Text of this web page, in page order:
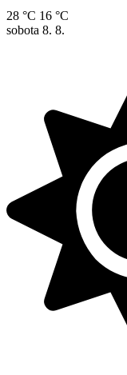
28 °C 16 °C
sobota 8. 8.